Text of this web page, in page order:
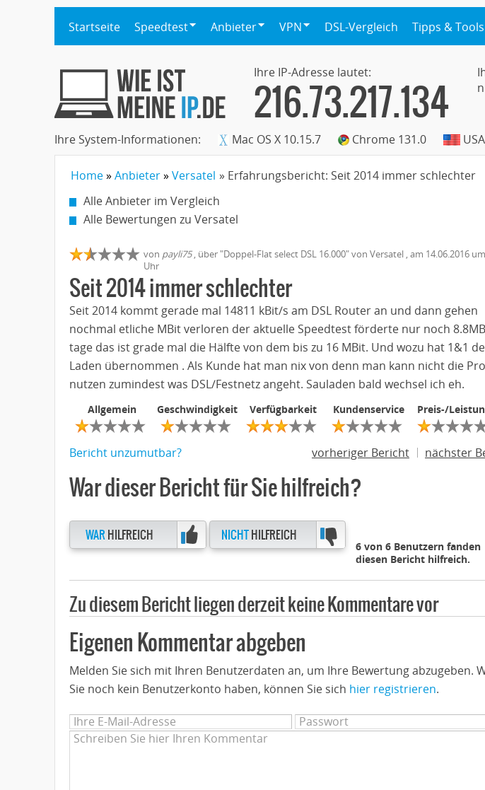
Startseite Speedtest Anbieter VPN DSL-Vergleich Tipps & Tools
Ihre IP-Adresse lautet:
216.73.217.134
Ihre System-Informationen: Mac OS X 10.15.7 Chrome 131.0 USA
Home Anbieter Versatel » Erfahrungsbericht: Seit 2014 immer schlechter
Alle Anbieter im Vergleich
Alle Bewertungen zu Versatel
von payli75, über "Doppel-Flat select DSL 16.000" von Versatel , am 14.06.2016
Uhr
Seit 2014 immer schlechter
Seit 2014 kommt gerade mal 14811 kBit/s am DSL Router an und dann gehen
nochmal etliche MBit verloren der aktuelle Speedtest förderte nur noch
tage das ist grade mal die Hälfte von dem bis zu 16 MBit. Und wozu hat 1&1
Laden übernommen . Als Kunde hat man nix von denn man kann nicht die
nutzen zumindest was DSL/Festnetz angeht. Sauladen bald wechsel ich eh.
Allgemein Geschwindigkeit Verfügbarkeit Kundenservice Preis-/
Bericht unzumutbar? vorheriger Bericht nächster
War dieser Bericht für Sie hilfreich?
WAR HILFREICH NICHTHILFREICH
6 von 6 Benutzern fanden
diesen Bericht hilfreich.
Zu diesem Bericht liegen derzeit keine Kommentare vor
Eigenen Kommentar abgeben
Melden Sie sich mit Ihren Benutzerdaten an, um Ihre Bewertung abzugeben.
Sie noch kein Benutzerkonto haben, können Sie sich hier registrieren.